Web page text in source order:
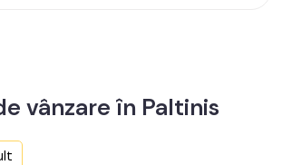
vânzare în Paltinis
active și actualizate de Terenuri